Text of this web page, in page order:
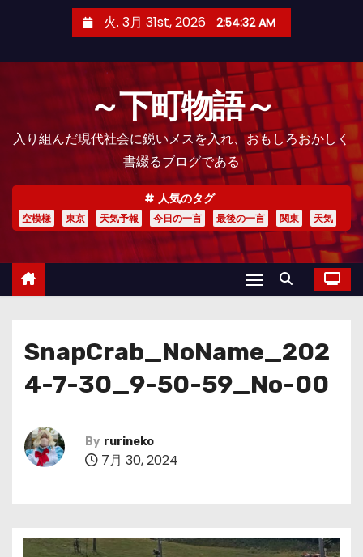
火. 3月 31st, 2026 2:54:33 AM
～下町物語～
入り組んだ現代社会に鋭いメスを入れ、おもしろおかしく
書綴るブログである
人気のタグ
空模様 東京 天気予報 今日の一言 最後の一言 関東 天気
SnapCrab_NoName_202
4-7-30_9-50-59_No-00
By rurineko
7月 30, 2024